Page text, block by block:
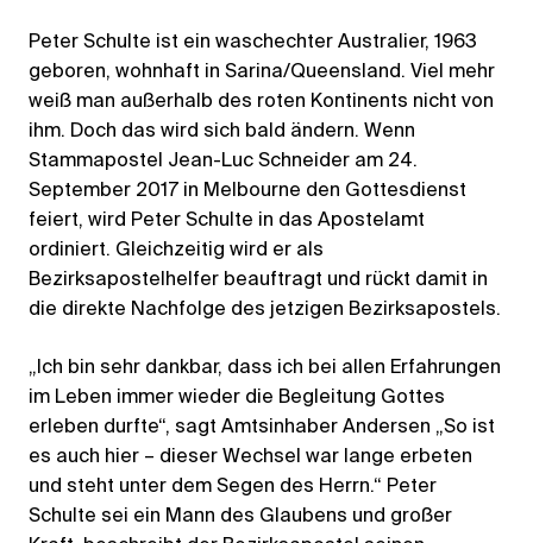
Peter Schulte ist ein waschechter Australier, 1963
geboren, wohnhaft in Sarina/Queensland. Viel mehr
weiß man außerhalb des roten Kontinents nicht von
ihm. Doch das wird sich bald ändern. Wenn
Stammapostel Jean-Luc Schneider am 24.
September 2017 in Melbourne den Gottesdienst
feiert, wird Peter Schulte in das Apostelamt
ordiniert. Gleichzeitig wird er als
Bezirksapostelhelfer beauftragt und rückt damit in
die direkte Nachfolge des jetzigen Bezirksapostels.
„Ich bin sehr dankbar, dass ich bei allen Erfahrungen
im Leben immer wieder die Begleitung Gottes
erleben durfte“, sagt Amtsinhaber Andersen „So ist
es auch hier – dieser Wechsel war lange erbeten
und steht unter dem Segen des Herrn.“ Peter
Schulte sei ein Mann des Glaubens und großer